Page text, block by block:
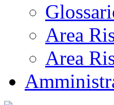
Area
Area